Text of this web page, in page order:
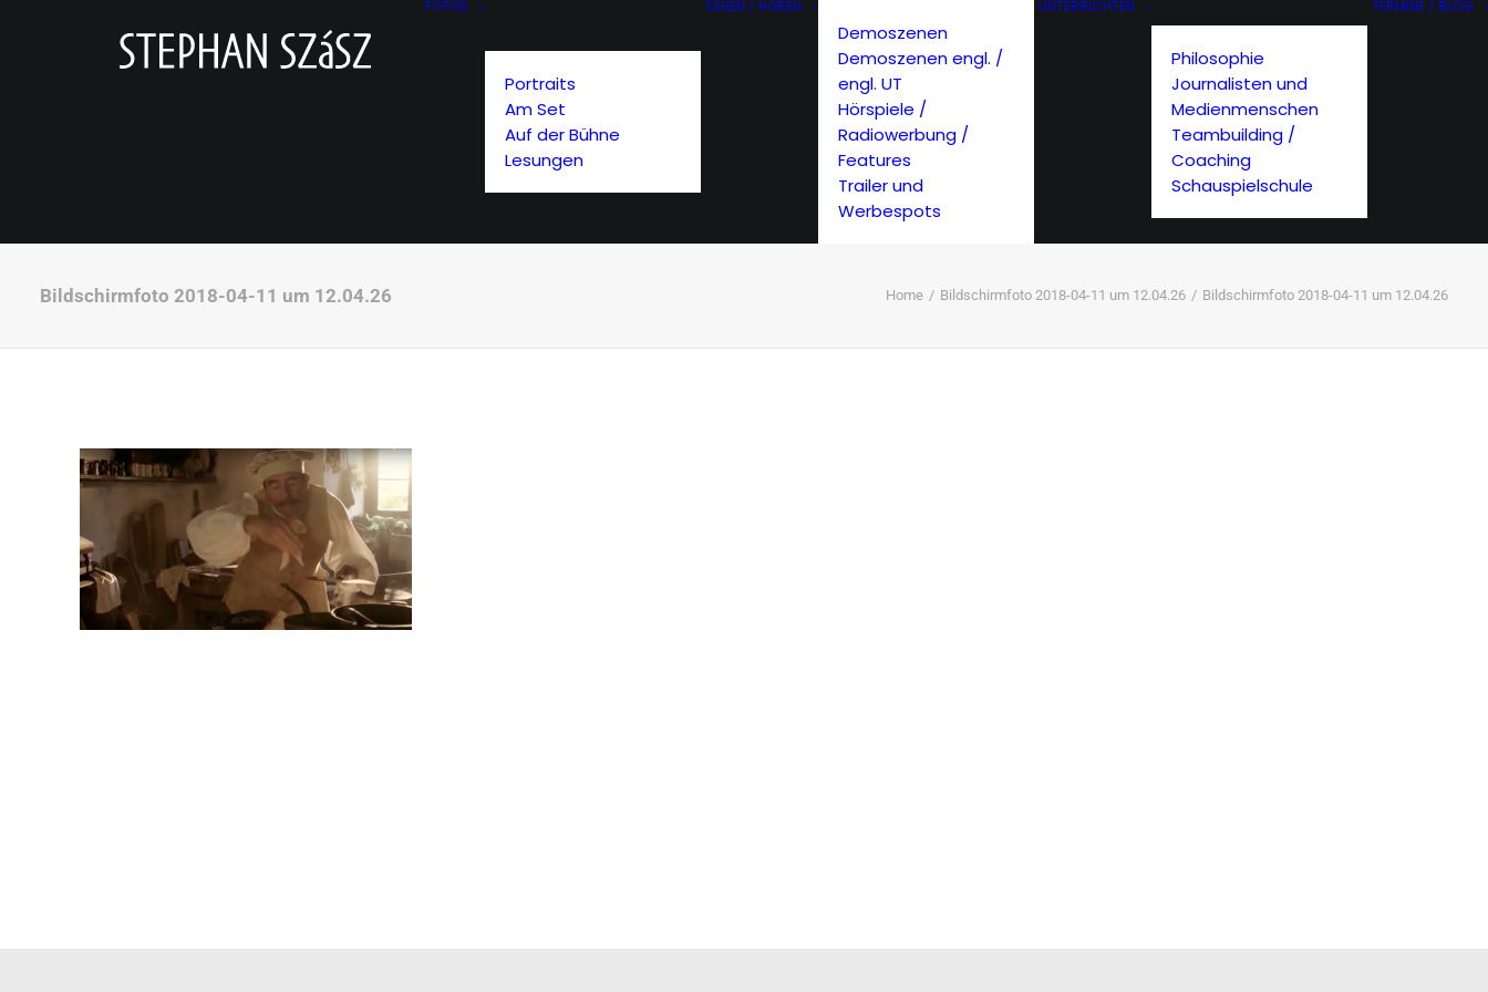
FOTOS
Portraits
Am Set
Auf der Bühne
Lesungen
SEHEN / HÖREN
Demoszenen
Demoszenen engl. /
engl. UT
Hörspiele /
Radiowerbung /
Features
Trailer und
Werbespots
UNTERRICHTEN
Philosophie
Journalisten und
Medienmenschen
Teambuilding /
Coaching
Schauspielschule
TERMINE / BLOG
Bildschirmfoto 2018-04-11 um 12.04.26 Home Bildschirmfoto 2018-04-11 um 12.04.26 Bildschirmfoto 2018-04-11 um 12.04.26